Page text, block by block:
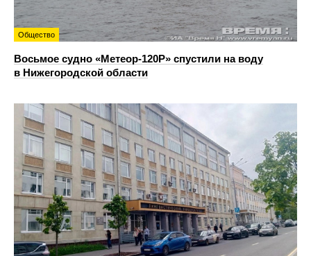
Общество
Восьмое судно «Метеор-120Р» спустили на воду
в Нижегородской области